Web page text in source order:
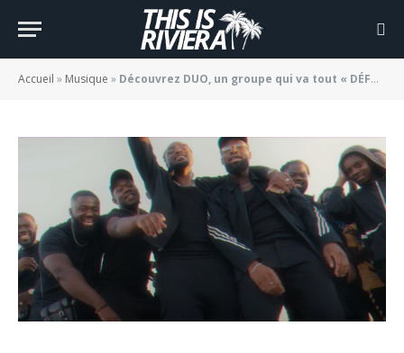
Accueil » Musique » Découvrez DUO, un groupe qui va tout « DÉFONCER »
qui va tout « DÉFONCER »
BY JADE MORGANE BLOGGER 19/10/2022